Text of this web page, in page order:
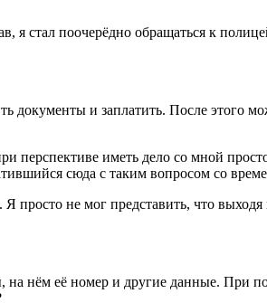
я стал поочерёдно обращаться к
и заплатить. После этого
перспективе иметь дело со мной
сюда с таким вопросом со
не мог представить, что
нём её номер и другие данные. При